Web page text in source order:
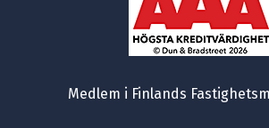
Medlem i Finlands